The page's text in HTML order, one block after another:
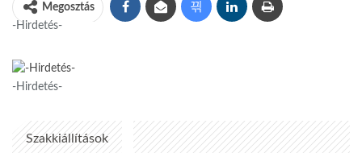
Megosztás
-Hirdetés-
-Hirdetés-
Szakkiállítások